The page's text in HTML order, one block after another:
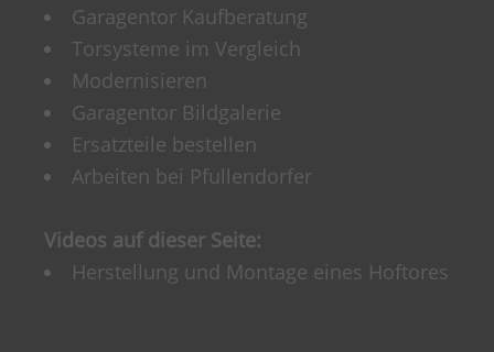
Garagentor Kaufberatung
Torsysteme im Vergleich
Modernisieren
Garagentor Bildgalerie
Ersatzteile bestellen
Arbeiten bei Pfullendorfer
Videos auf dieser Seite:
Herstellung und Montage eines Hoftores